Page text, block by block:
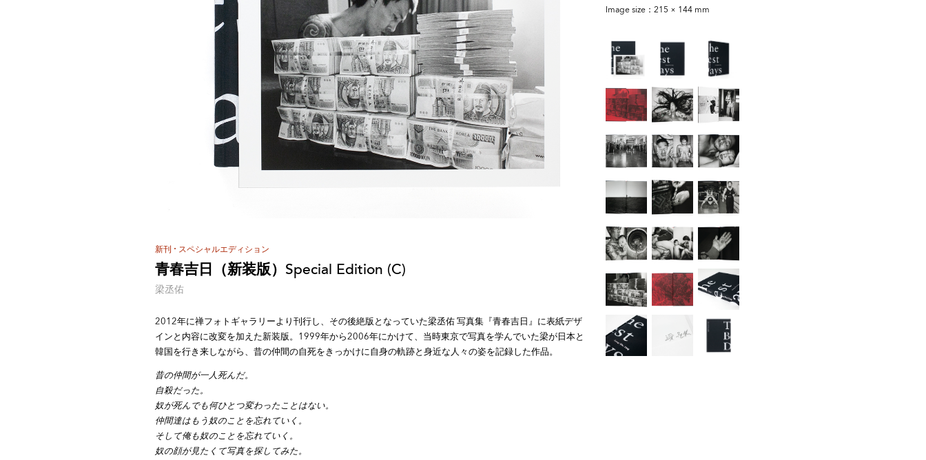
新刊 スペシャルエディション
青春吉日（新装版）Special Edition (C)
梁丞佑
2012年に禅フォトギャラリーより刊行し、その後絶版となっていた梁丞佑 写真集『青春吉日』に表紙デザ
インと内容に改変を加えた新装版。1999年から2006年にかけて、当時東京で写真を学んでいた梁が日本と
韓国を行き来しながら、昔の仲間の自死をきっかけに自身の軌跡と身近な人々の姿を記録した作品。
昔の仲間が一人死んだ。
自殺だった。
奴が死んでも何ひとつ変わったことはない。
仲間達はもう奴のことを忘れていく。
そして俺も奴のことを忘れていく。
奴の顔が見たくて写真を探してみた。
Image size
215 × 144 mm